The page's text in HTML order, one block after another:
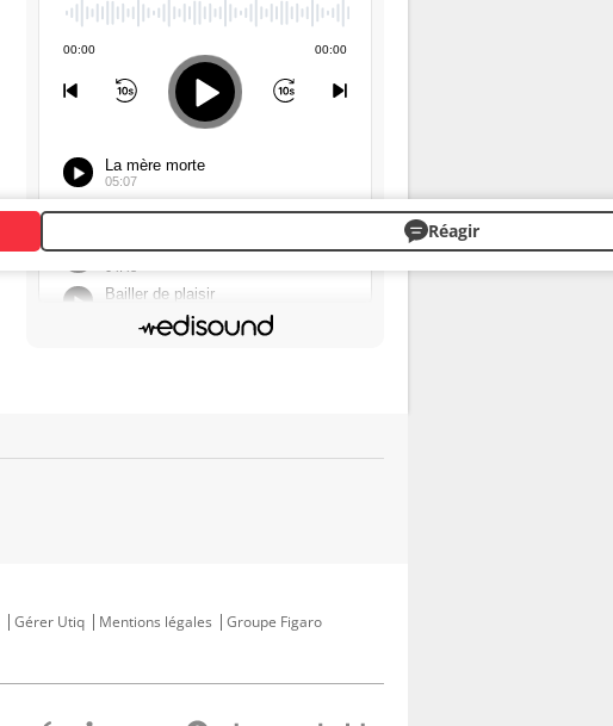
Réagir
Gérer Utiq Mentions légales
Groupe Figaro